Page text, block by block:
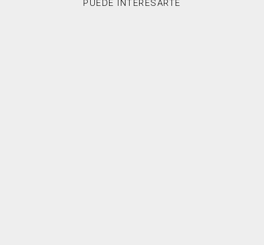
PUEDE INTERESARTE